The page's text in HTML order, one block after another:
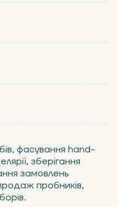
фасування hand-
зберігання
замовлень
пробників,